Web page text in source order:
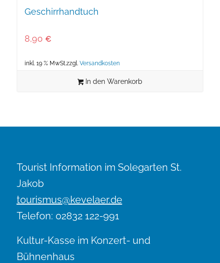
Geschirrhandtuch
8,90 €
inkl. 19 % MwSt.zzgl. Versandkosten
In den Warenkorb
Tourist Information im Solegarten St.
Jakob
tourismus@kevelaer.de
Telefon: 02832 122-991
Kultur-Kasse im Konzert- und
Bühnenhaus